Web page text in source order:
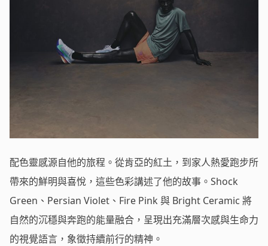
配色靈感源自他的旅程。從肯亞的紅土，到家人熱愛跑步所
帶來的鮮明與喜悅，這些色彩講述了他的故事。Shock
Green、Persian Violet、Fire Pink 與 Bright Ceramic 將
自然的沉穩與奔跑的能量融合，呈現出充滿層次感與生命力
的視覺語言，象徵持續前行的精神。